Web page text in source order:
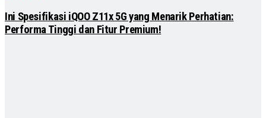
Ini Spesifikasi iQOO Z11x 5G yang Menarik Perhatian:
Performa Tinggi dan Fitur Premium!